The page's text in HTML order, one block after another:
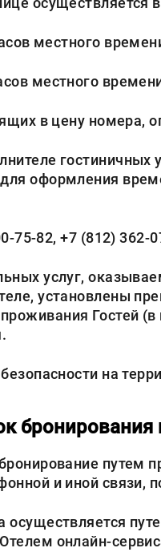
местного
местного
в цену номера,
оформления
75-82, +7 (812) 362-
услуг,
установлены
Гостей
на
путем
и иной связи,
осуществляется
онлайн-